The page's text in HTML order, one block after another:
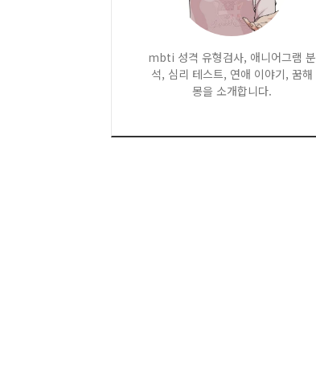
mbti 성격 유형검사, 애니어그램 분
석, 심리 테스트, 연애 이야기, 꿈해
몽을 소개합니다.